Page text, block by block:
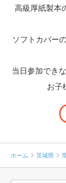
高級厚紙製本
ソフトカバー
当日参加でき
お子
ホーム 茨城県